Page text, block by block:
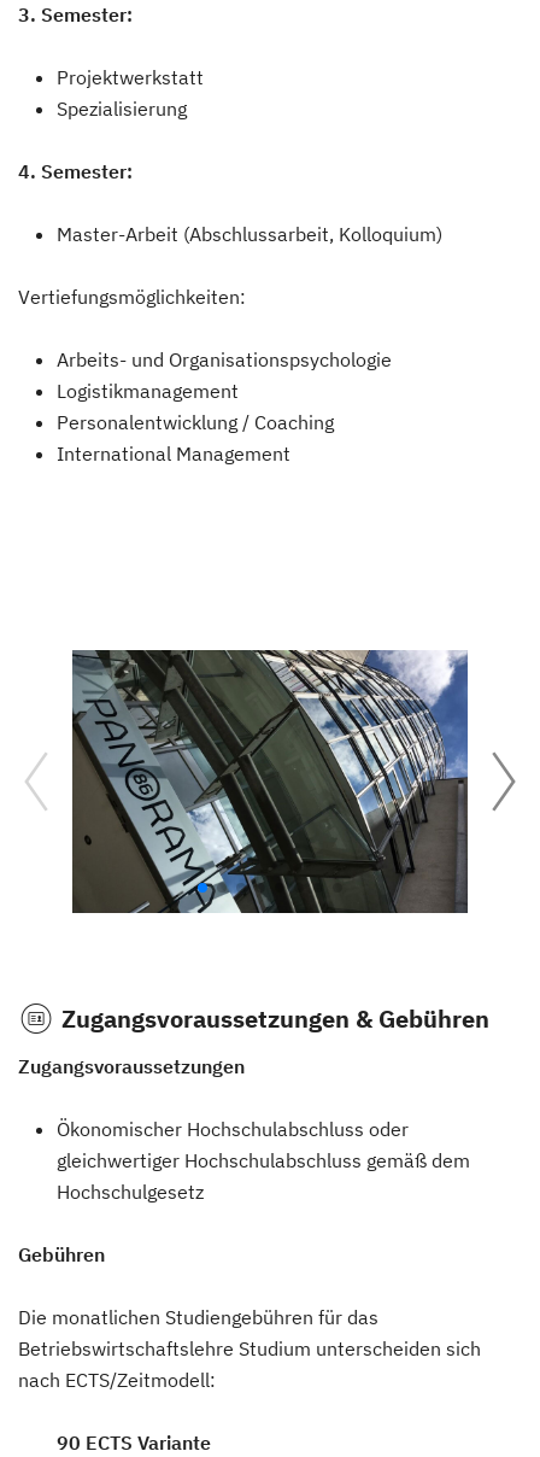
3. Semester:
Projektwerkstatt
Spezialisierung
4. Semester:
Master-Arbeit (Abschlussarbeit, Kolloquium)
Vertiefungsmöglichkeiten:
Arbeits- und Organisationspsychologie
Logistikmanagement
Personalentwicklung / Coaching
International Management
Zugangsvoraussetzungen & Gebühren
Zugangsvoraussetzungen
Ökonomischer Hochschulabschluss oder
gleichwertiger Hochschulabschluss gemäß dem
Hochschulgesetz
Gebühren
Die monatlichen Studiengebühren für das
Betriebswirtschaftslehre Studium unterscheiden sich
nach ECTS/Zeitmodell:
90 ECTS Variante